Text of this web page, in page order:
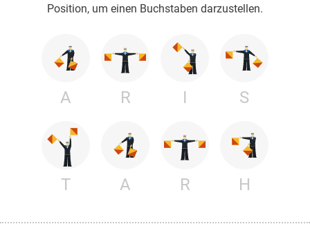
Position, um einen Buchstaben darzustellen.
A R I S
T A R H